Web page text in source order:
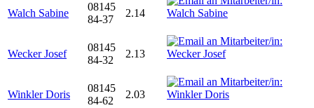
Walch Sabine
08145
84-37
2.14
Wecker Josef
08145
84-32
2.13
Winkler Doris
08145
84-62
2.03